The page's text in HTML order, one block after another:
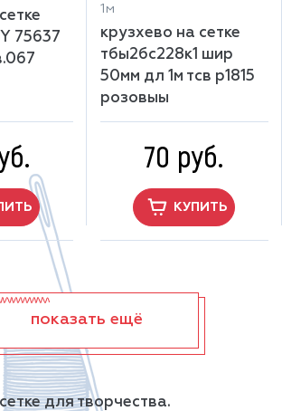
75637
1м
крузхево на сетке
тбы2бс228к1 шир
50мм дл 1м тсв р1815
розовыы
70 руб.
КУПИТЬ
показать ещё
для творчества.